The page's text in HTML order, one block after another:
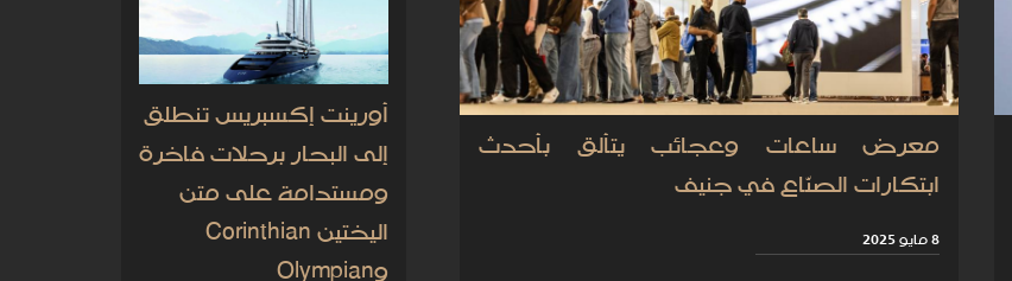
معرض ساعات وعجائب يتألق بأحدث
ابتكارات الصنّاع في جنيف
8 مايو 2025
أورينت إكسبريس تنطلق
إلى البحار برحلات فاخرة
ومستدامة على متن
اليختين Corinthian
وOlympian